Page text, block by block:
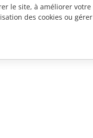
le site, à améliorer votre
des cookies ou gérer